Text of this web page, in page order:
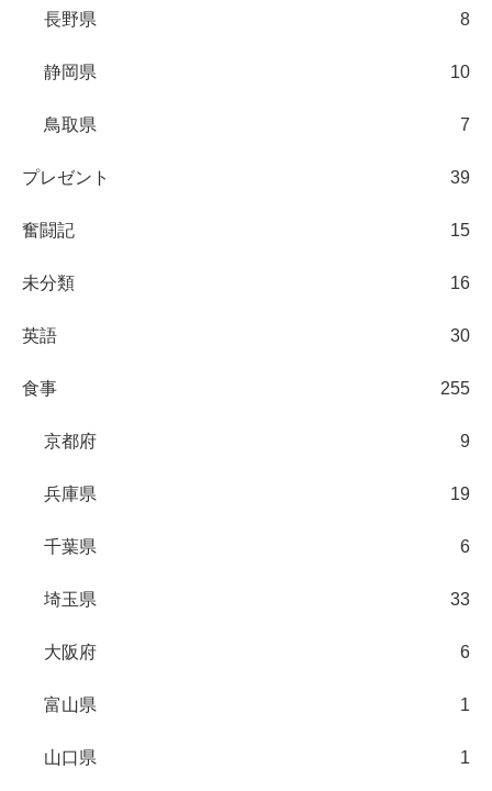
長野県 8
静岡県 10
鳥取県 7
プレゼント 39
奮闘記 15
未分類 16
英語 30
食事 255
京都府 9
兵庫県 19
千葉県 6
埼玉県 33
大阪府 6
富山県 1
山口県 1